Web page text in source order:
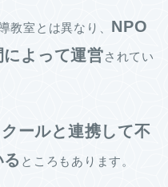
教室とは異なり、 NPO
よって運営されてい
ールと連携して不
ところもあります。